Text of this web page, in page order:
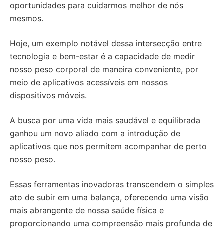
oportunidades para cuidarmos melhor de nós
mesmos.
Hoje, um exemplo notável dessa intersecção entre
tecnologia e bem-estar é a capacidade de medir
nosso peso corporal de maneira conveniente, por
meio de aplicativos acessíveis em nossos
dispositivos móveis.
A busca por uma vida mais saudável e equilibrada
ganhou um novo aliado com a introdução de
aplicativos que nos permitem acompanhar de perto
nosso peso.
Essas ferramentas inovadoras transcendem o simples
ato de subir em uma balança, oferecendo uma visão
mais abrangente de nossa saúde física e
proporcionando uma compreensão mais profunda de